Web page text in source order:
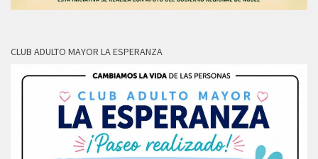
CLUB ADULTO MAYOR LA ESPERANZA